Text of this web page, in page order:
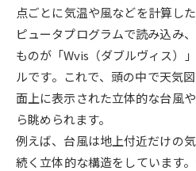
デジタルパンフレット
新学年スタート号特集ページ
（高3生用）
SELFBRAND特集ページ
オープンキャンパスなどを調べ
点ごとに気温や風などを計算し
ピュータプログラムで読み込み
ものが「Wvis（ダブルヴィス）
ルです。これで、頭の中で天気
面上に表示された立体的な台風
ら眺められます。
例えば、台風は地上付近だけの
続く立体的な構造をしています